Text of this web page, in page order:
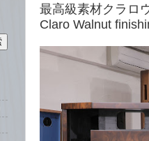
最高級素材クラロ
Claro Walnut